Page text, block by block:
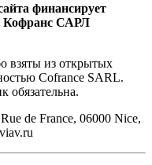
финансирует
Кофранс САРЛ
взяты из открытых
Cofrance SARL.
обязательна.
de France, 06000 Nice,